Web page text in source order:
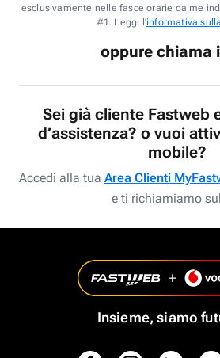
esclusivamente nelle fasce orarie da me
#1. Leggi l'informativa
oppure chiama
Sei già cliente Fastweb
d’assistenza? o vuoi
mobile?
Accedi alla tua Area Clienti
e ti richiamiamo
Insieme, siamo